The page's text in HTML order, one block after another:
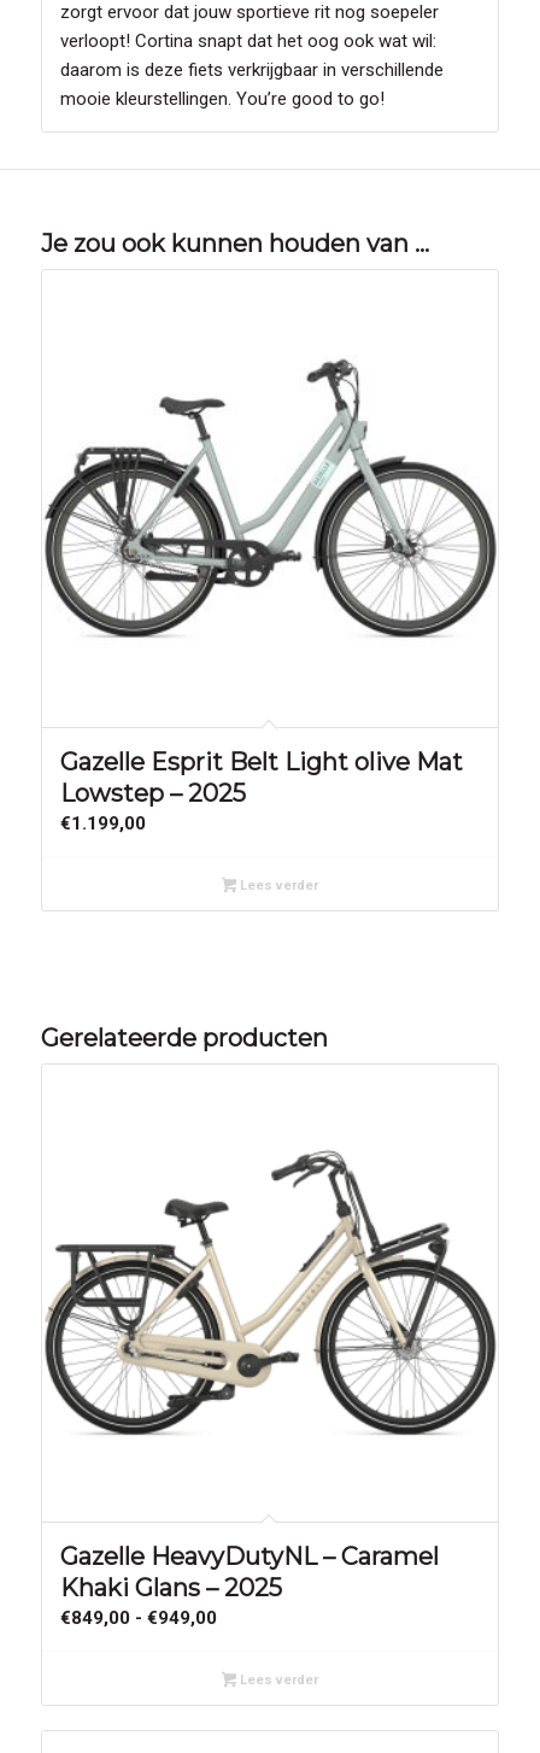
zorgt ervoor dat jouw sportieve rit nog soepeler
verloopt! Cortina snapt dat het oog ook wat wil:
daarom is deze fiets verkrijgbaar in verschillende
mooie kleurstellingen. You’re good to go!
Je zou ook kunnen houden van …
Gazelle Esprit Belt Light olive Mat
Lowstep – 2025
€1.199,00
Lees verder
Gerelateerde producten
Gazelle HeavyDutyNL – Caramel
Khaki Glans – 2025
€849,00 - €949,00Prijsklasse:
tot
€949,00
Lees verder